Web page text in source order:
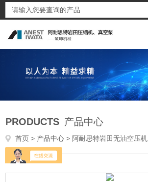
PRODUCTS 产品中心
首页 > 产品中心 > 阿耐思特岩田无油空压机